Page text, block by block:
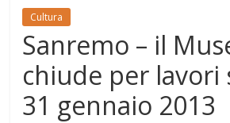
Cultura
Sanremo – il
chiude per lavori
31 gennaio 2013